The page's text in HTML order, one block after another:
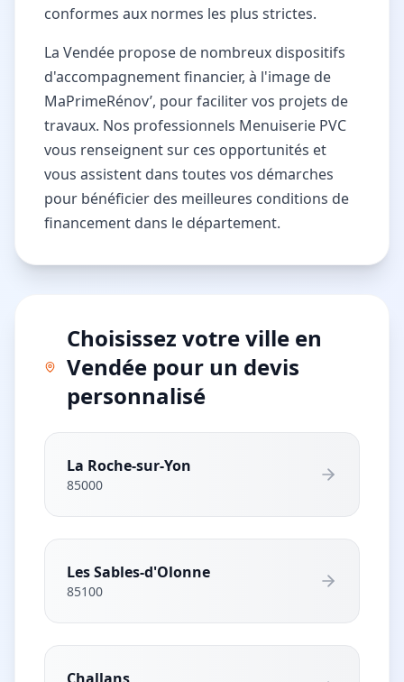
conformes aux normes les plus strictes.
La Vendée propose de nombreux dispositifs
d'accompagnement financier, à l'image de
MaPrimeRénov’, pour faciliter vos projets de
travaux. Nos professionnels Menuiserie PVC
vous renseignent sur ces opportunités et
vous assistent dans toutes vos démarches
pour bénéficier des meilleures conditions de
financement dans le département.
Choisissez votre ville en
Vendée pour un devis
personnalisé
La Roche-sur-Yon
85000
Les Sables-d'Olonne
85100